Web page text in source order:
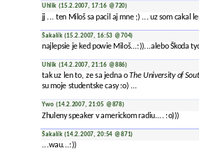
Uhlik (15.2.2007, 17:16 @720)
jj ... ten Miloš sa pacil aj mne ;) ... uz som cakal
Šakalík (15.2.2007, 16:53 @704)
najlepsie je ked powie Miloš...:))...alebo Škoda
Uhlik (14.2.2007, 21:16 @886)
tak uz len to, ze sa jedna o The University of
su moje studentske casy :o) ...
Ywo (14.2.2007, 21:05 @878)
Zhuleny speaker v americkom radiu.... :o)))
Šakalík (14.2.2007, 20:54 @871)
...wau...:))